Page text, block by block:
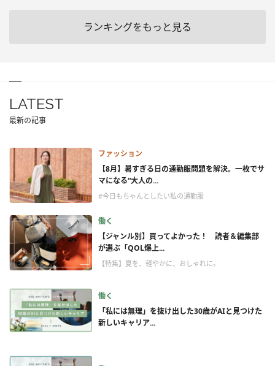
ランキングをもっと見る
LATEST
最新の記事
ファッション
【8月】暑すぎる日の通勤服問題を解決。一枚でサ
マになる“大人の...
#今日もちゃんとしたい私の通勤服
働く
【ジャンル別】買ってよかった！ 読者＆編集部
が選ぶ「QOL爆上...
【特集】夏を、軽やかに、おしゃれに。
働く
「私には無理」を抜け出した30歳がAIと見つけた
新しいキャリア...